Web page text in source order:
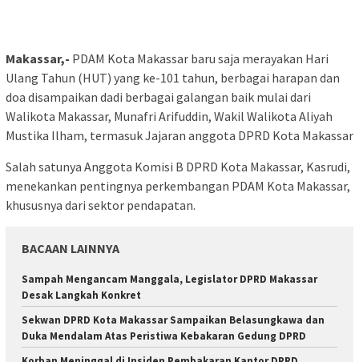
Makassar,- PDAM Kota Makassar baru saja merayakan Hari
Ulang Tahun (HUT) yang ke-101 tahun, berbagai harapan dan
doa disampaikan dadi berbagai galangan baik mulai dari
Walikota Makassar, Munafri Arifuddin, Wakil Walikota Aliyah
Mustika Ilham, termasuk Jajaran anggota DPRD Kota Makassar
Salah satunya Anggota Komisi B DPRD Kota Makassar, Kasrudi,
menekankan pentingnya perkembangan PDAM Kota Makassar,
khususnya dari sektor pendapatan.
BACAAN LAINNYA
Sampah Mengancam Manggala, Legislator DPRD Makassar
Desak Langkah Konkret
Sekwan DPRD Kota Makassar Sampaikan Belasungkawa dan
Duka Mendalam Atas Peristiwa Kebakaran Gedung DPRD